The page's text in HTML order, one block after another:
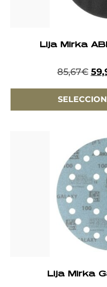
Lija Mirka
85,67€
Lija Mirka